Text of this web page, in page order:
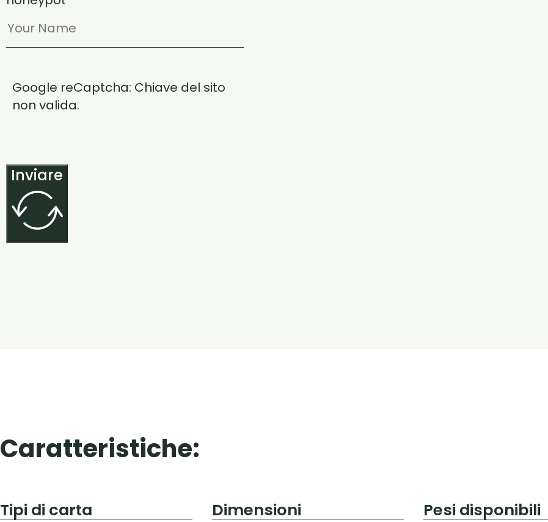
Google reCaptcha: Chiave del sito
non valida.
Inviare
Caratteristiche:
Tipi di carta Dimensioni Pesi disponibili